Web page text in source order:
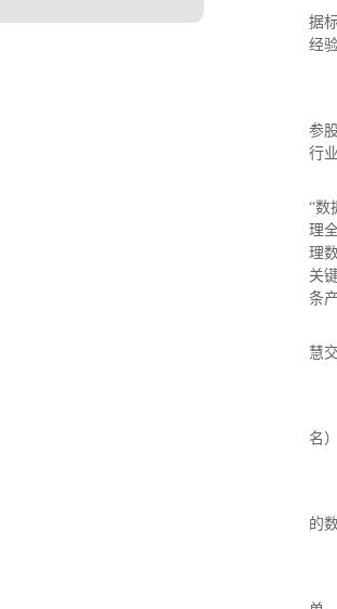
据
经
参
行
“数
理
理
关
条
慧
名
的